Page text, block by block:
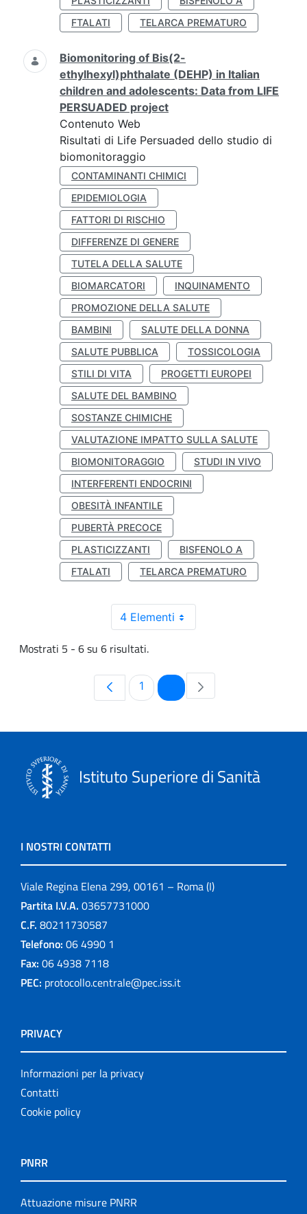
FTALATI
TELARCA PREMATURO
Biomonitoring of Bis(2-
ethylhexyl)phthalate (DEHP) in Italian
children and adolescents: Data from LIFE
PERSUADED project
Contenuto Web
Risultati di Life Persuaded dello studio di
biomonitoraggio
CONTAMINANTI CHIMICI
EPIDEMIOLOGIA
FATTORI DI RISCHIO
DIFFERENZE DI GENERE
TUTELA DELLA SALUTE
BIOMARCATORI
INQUINAMENTO
PROMOZIONE DELLA SALUTE
BAMBINI
SALUTE DELLA DONNA
SALUTE PUBBLICA
TOSSICOLOGIA
STILI DI VITA
PROGETTI EUROPEI
SALUTE DEL BAMBINO
SOSTANZE CHIMICHE
VALUTAZIONE IMPATTO SULLA SALUTE
BIOMONITORAGGIO
STUDI IN VIVO
INTERFERENTI ENDOCRINI
OBESITÀ INFANTILE
PUBERTÀ PRECOCE
PLASTICIZZANTI
BISFENOLO A
FTALATI
TELARCA PREMATURO
4 Elementi
Mostrati 5 - 6 su 6 risultati.
Pagina
1 Pagina
Istituto Superiore di Sanità
I NOSTRI CONTATTI
Viale Regina Elena 299, 00161 – Roma (I)
Partita I.V.A. 03657731000
C.F. 80211730587
Telefono: 06 4990 1
Fax: 06 4938 7118
PEC: protocollo.centrale@pec.iss.it
PRIVACY
Informazioni per la privacy
Contatti
Cookie policy
PNRR
Attuazione misure PNRR